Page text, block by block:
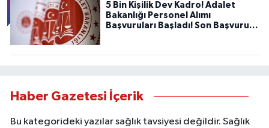
5 Bin Kişilik Dev Kadro! Adalet
Bakanlığı Personel Alımı
Başvuruları Başladı! Son Başvuru
Haber Gazetesi İçerik
Bu kategorideki yazılar sağlık tavsiyesi değildir. Sağlık